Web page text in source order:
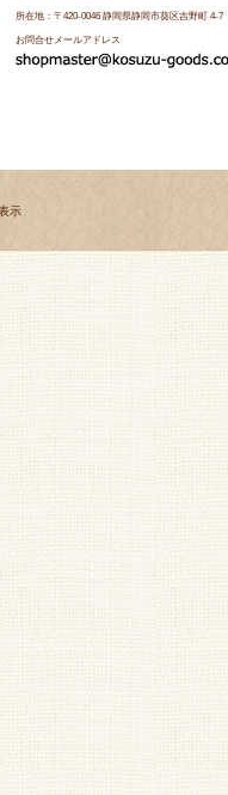
所在地：〒420-0046 静岡県静岡市葵区吉野町 4-7
お問合せメールアドレス
示